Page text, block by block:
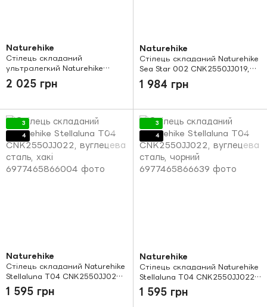
Naturehike
Стілець складаний
ультралегкий Naturehike
Stellaluna L04 CNK2450JJ015,
розмір М, алюміній, сірий
2 025 грн
Naturehike
Стілець складаний Naturehike
Sea Star 002 CNK2550JJ019,
вуглецева сталь, олива
1 984 грн
3
4
Naturehike
Стілець складаний Naturehike
Stellaluna T04 CNK2550JJ022,
вуглецева сталь, хакі
1 595 грн
3
4
Naturehike
Стілець складаний Naturehike
Stellaluna T04 CNK2550JJ022,
вуглецева сталь, чорний
1 595 грн